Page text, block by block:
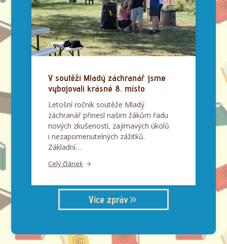
V soutěži Mladý záchranář jsme
vybojovali krásné 8. místo
Letošní ročník soutěže Mladý
záchranář přinesl našim žákům řadu
nových zkušeností, zajímavých úkolů
i nezapomenutelných zážitků.
Základní…
Celý článek
Více zpráv